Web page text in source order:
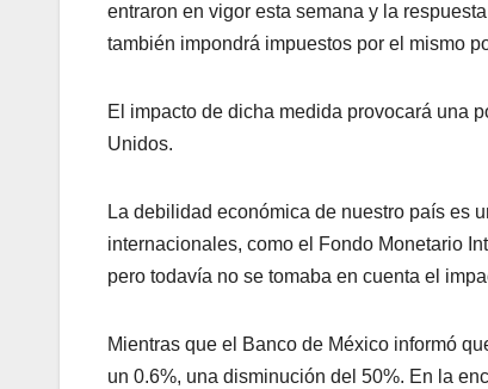
entraron en vigor esta semana y la
también impondrá impuestos por el mismo
El impacto de dicha medida provocará una
Unidos.
La debilidad económica de nuestro país es
internacionales, como el Fondo Monetario
pero todavía no se tomaba en cuenta el
Mientras que el Banco de México informó
un 0.6%, una disminución del 50%. En la